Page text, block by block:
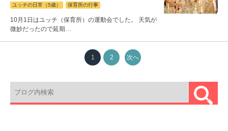
ユッチの日常（5歳） 保育所の行事
10月1日はユッチ（保育所）の運動会でした。 天気が
微妙だったので延期…
1 2 次へ